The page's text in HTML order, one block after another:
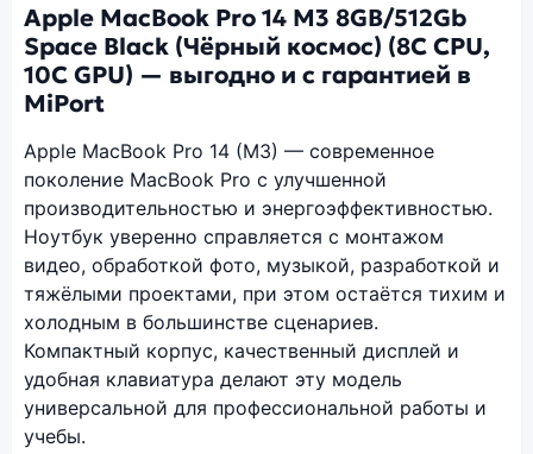
Apple MacBook Pro 14 M3 8GB/512Gb
Space Black (Чёрный космос) (8C CPU,
10C GPU) — выгодно и с гарантией в
MiPort
Apple MacBook Pro 14 (M3) — современное
поколение MacBook Pro с улучшенной
производительностью и энергоэффективностью.
Ноутбук уверенно справляется с монтажом
видео, обработкой фото, музыкой, разработкой и
тяжёлыми проектами, при этом остаётся тихим и
холодным в большинстве сценариев.
Компактный корпус, качественный дисплей и
удобная клавиатура делают эту модель
универсальной для профессиональной работы и
учебы.